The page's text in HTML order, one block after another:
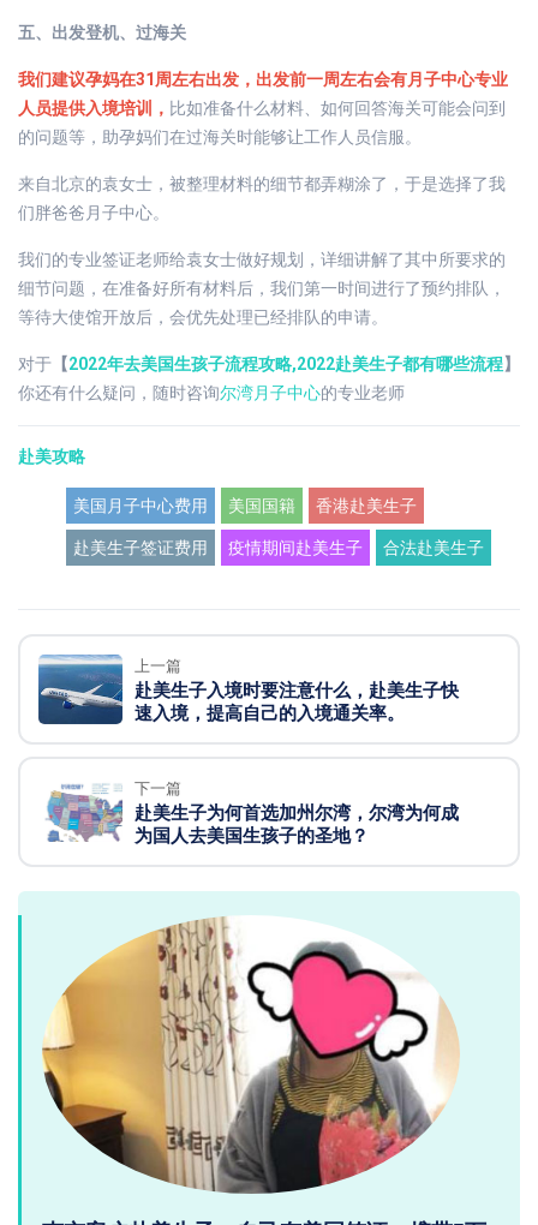
五、出发登机、过海关
我们建议孕妈在31周左右出发，出发前一周左右会有月子中心专业
人员提供入境培训， 比如准备什么材料、如何回答海关可能会问到
的问题等，助孕妈们在过海关时能够让工作人员信服。
来自北京的袁女士，被整理材料的细节都弄糊涂了，于是选择了我
们胖爸爸月子中心。
我们的专业签证老师给袁女士做好规划，详细讲解了其中所要求的
细节问题，在准备好所有材料后，我们第一时间进行了预约排队，
等待大使馆开放后，会优先处理已经排队的申请。
对于 【2022年去美国生孩子流程攻略,2022赴美生子都有哪些流程】
你还有什么疑问，随时咨询尔湾月子中心的专业老师
赴美攻略
美国月子中心费用 美国国籍 香港赴美生子
赴美生子签证费用 疫情期间赴美生子 合法赴美生子
上一篇
赴美生子入境时要注意什么，赴美生子快
速入境，提高自己的入境通关率。
下一篇
赴美生子为何首选加州尔湾，尔湾为何成
为国人去美国生孩子的圣地？